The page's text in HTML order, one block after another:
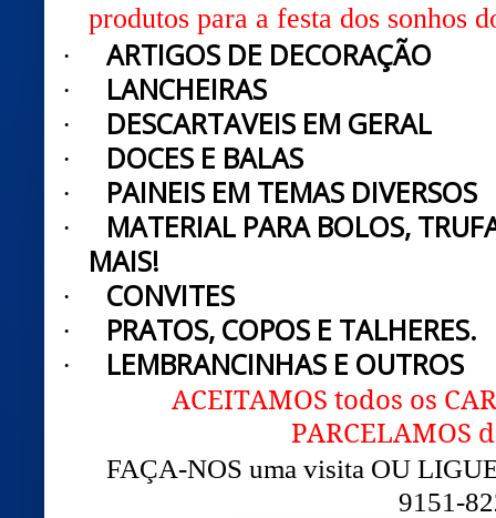
produtos para a festa dos sonhos
· ARTIGOS DE DECORAÇÃO
· LANCHEIRAS
· DESCARTAVEIS EM GERAL
· DOCES E BALAS
· PAINEIS EM TEMAS DIVERSOS
·
MATERIAL PARA BOLOS,
MAIS!
· CONVITES
· PRATOS, COPOS E TALHERES.
·
LEMBRANCINHAS E OUTROS
ACEITAMOS todos os
PARCELAMOS
FAÇA-NOS uma visita OU
9151-